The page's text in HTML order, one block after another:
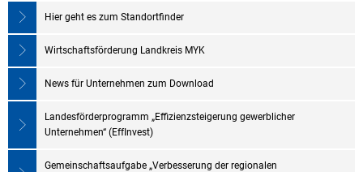
Hier geht es zum Standortfinder
Wirtschaftsförderung Landkreis MYK
News für Unternehmen zum Download
Landesförderprogramm „Effizienzsteigerung gewerblicher
Unternehmen“ (EffInvest)
Gemeinschaftsaufgabe „Verbesserung der regionalen